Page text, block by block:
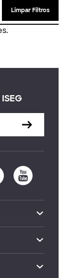
Limpar Filtros